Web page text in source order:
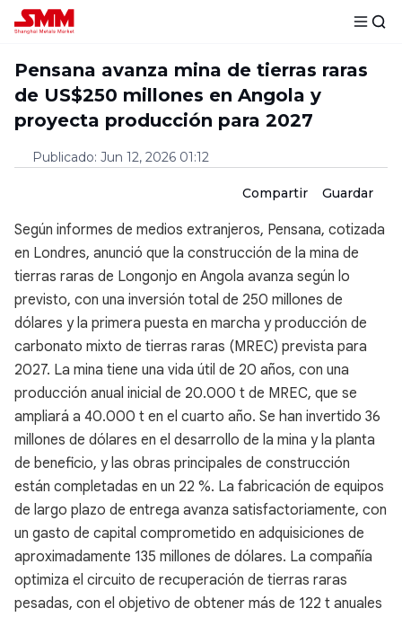
Pensana avanza mina de tierras raras
de US$250 millones en Angola y
proyecta producción para 2027
Publicado: Jun 12, 2026 01:12
Compartir Guardar
Según informes de medios extranjeros, Pensana, cotizada
en Londres, anunció que la construcción de la mina de
tierras raras de Longonjo en Angola avanza según lo
previsto, con una inversión total de 250 millones de
dólares y la primera puesta en marcha y producción de
carbonato mixto de tierras raras (MREC) prevista para
2027. La mina tiene una vida útil de 20 años, con una
producción anual inicial de 20.000 t de MREC, que se
ampliará a 40.000 t en el cuarto año. Se han invertido 36
millones de dólares en el desarrollo de la mina y la planta
de beneficio, y las obras principales de construcción
están completadas en un 22 %. La fabricación de equipos
de largo plazo de entrega avanza satisfactoriamente, con
un gasto de capital comprometido en adquisiciones de
aproximadamente 135 millones de dólares. La compañía
optimiza el circuito de recuperación de tierras raras
pesadas, con el objetivo de obtener más de 122 t anuales